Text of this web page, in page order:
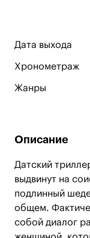
Дата выхода
Хронометраж
Жанры
Описание
Датский
выдвинут на
подлинный
общем.
собой диалог